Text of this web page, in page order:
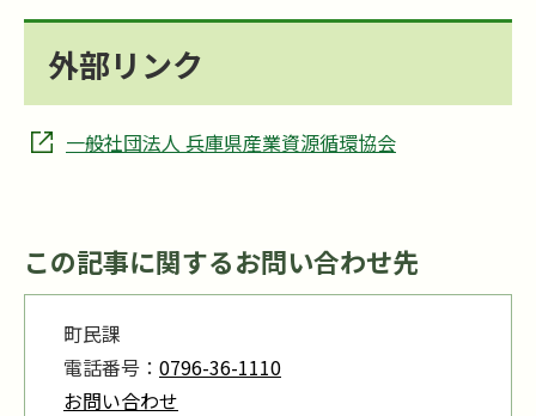
外部リンク
一般社団法人 兵庫県産業資源循環協会
この記事に関するお問い合わせ先
町民課
電話番号： 0796-36-1110
お問い合わせ